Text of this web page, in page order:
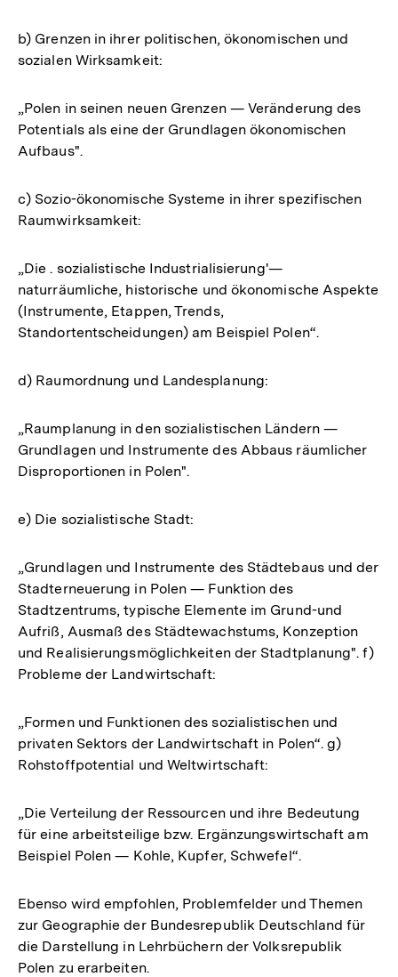
b) Grenzen in ihrer politischen, ökonomischen und
sozialen Wirksamkeit:
„Polen in seinen neuen Grenzen — Veränderung des
Potentials als eine der Grundlagen ökonomischen
Aufbaus".
c) Sozio-ökonomische Systeme in ihrer spezifischen
Raumwirksamkeit:
„Die . sozialistische Industrialisierung'—
naturräumliche, historische und ökonomische Aspekte
(Instrumente, Etappen, Trends,
Standortentscheidungen) am Beispiel Polen“.
d) Raumordnung und Landesplanung:
„Raumplanung in den sozialistischen Ländern —
Grundlagen und Instrumente des Abbaus räumlicher
Disproportionen in Polen".
e) Die sozialistische Stadt:
„Grundlagen und Instrumente des Städtebaus und der
Stadterneuerung in Polen — Funktion des
Stadtzentrums, typische Elemente im Grund-und
Aufriß, Ausmaß des Städtewachstums, Konzeption
und Realisierungsmöglichkeiten der Stadtplanung". f)
Probleme der Landwirtschaft:
„Formen und Funktionen des sozialistischen und
privaten Sektors der Landwirtschaft in Polen“. g)
Rohstoffpotential und Weltwirtschaft:
„Die Verteilung der Ressourcen und ihre Bedeutung
für eine arbeitsteilige bzw. Ergänzungswirtschaft am
Beispiel Polen — Kohle, Kupfer, Schwefel“.
Ebenso wird empfohlen, Problemfelder und Themen
zur Geographie der Bundesrepublik Deutschland für
die Darstellung in Lehrbüchern der Volksrepublik
Polen zu erarbeiten.